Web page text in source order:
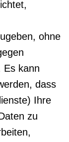
ohne
Es kann
dass
Ihre
zu